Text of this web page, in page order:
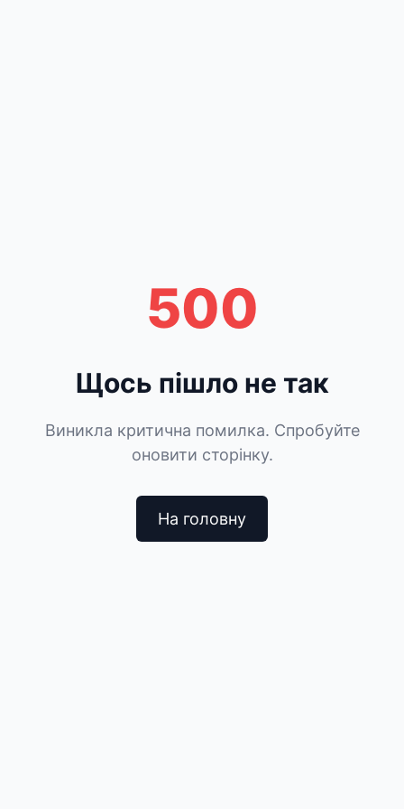
500
Щось пішло не так
Виникла критична помилка. Спробуйте
оновити сторінку.
На головну